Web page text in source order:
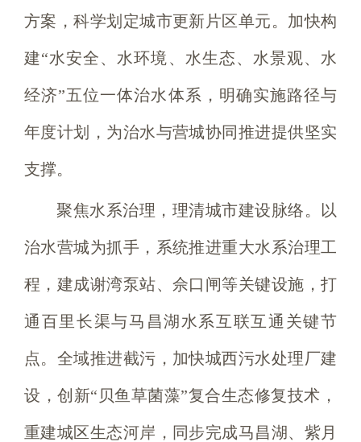
方案，科学划定城市更新片区单元。加快构
建“水安全、水环境、水生态、水景观、水
经济”五位一体治水体系，明确实施路径与
年度计划，为治水与营城协同推进提供坚实
支撑。
聚焦水系治理，理清城市建设脉络。以
治水营城为抓手，系统推进重大水系治理工
程，建成谢湾泵站、佘口闸等关键设施，打
通百里长渠与马昌湖水系互联互通关键节
点。全域推进截污，加快城西污水处理厂建
设，创新“贝鱼草菌藻”复合生态修复技术，
重建城区生态河岸，同步完成马昌湖、紫月